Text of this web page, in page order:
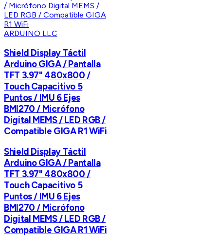
ARDUINO LLC
Shield Display Táctil
Arduino GIGA / Pantalla
TFT 3.97" 480x800 /
Touch Capacitivo 5
Puntos / IMU 6 Ejes
BMI270 / Micrófono
Digital MEMS / LED RGB /
Compatible GIGA R1 WiFi
Shield Display Táctil
Arduino GIGA / Pantalla
TFT 3.97" 480x800 /
Touch Capacitivo 5
Puntos / IMU 6 Ejes
BMI270 / Micrófono
Digital MEMS / LED RGB /
Compatible GIGA R1 WiFi